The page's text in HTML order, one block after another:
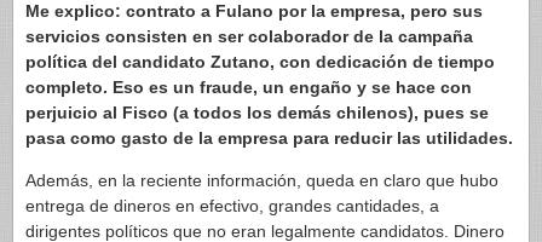
Me explico: contrato a Fulano por la empresa, pero sus
servicios consisten en ser colaborador de la campaña
política del candidato Zutano, con dedicación de tiempo
completo. Eso es un fraude, un engaño y se hace con
perjuicio al Fisco (a todos los demás chilenos), pues se
pasa como gasto de la empresa para reducir las utilidades.
Además, en la reciente información, queda en claro que hubo
entrega de dineros en efectivo, grandes cantidades, a
dirigentes políticos que no eran legalmente candidatos. Dinero